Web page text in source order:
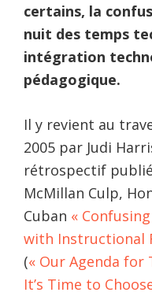
certains, la
nuit des temps
intégration
pédagogique.
Il y revient au
2005 par Judi
rétrospectif
McMillan Culp,
Cuban «
with Instructional
(« Our Agenda
It’s Time to